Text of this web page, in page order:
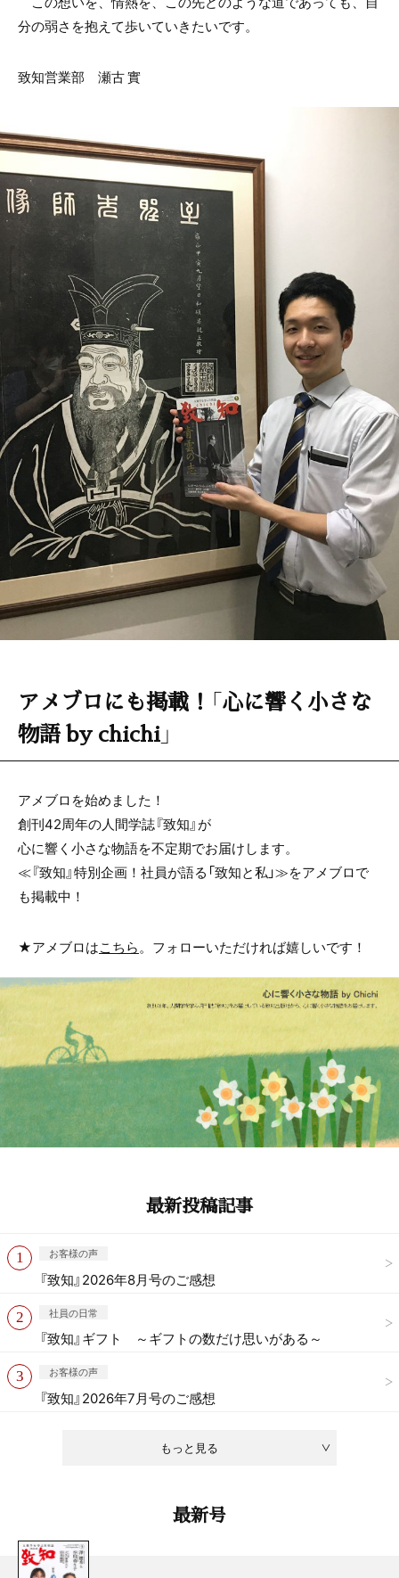
分の弱さを抱えて歩いていきたいです。
致知営業部 瀬古 實
アメブロにも掲載！「心に響く小さな
物語 by chichi」
アメブロを始めました！
創刊42周年の人間学誌『致知』が
心に響く小さな物語を不定期でお届けします。
≪『致知』特別企画！社員が語る「致知と私」≫をアメブロで
も掲載中！
★アメブロはこちら。フォローいただければ嬉しいです！
最新投稿記事
もっと見る
お客様の声
『致知』2026年8月号のご感想
社員の日常
『致知』ギフト ～ギフトの数だけ思いがある～
お客様の声
『致知』2026年7月号のご感想
最新号